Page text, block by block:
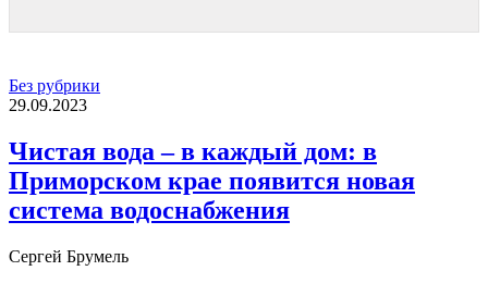
Без рубрики
29.09.2023
Чистая вода – в каждый дом: в
Приморском крае появится новая
система водоснабжения
Сергей Брумель